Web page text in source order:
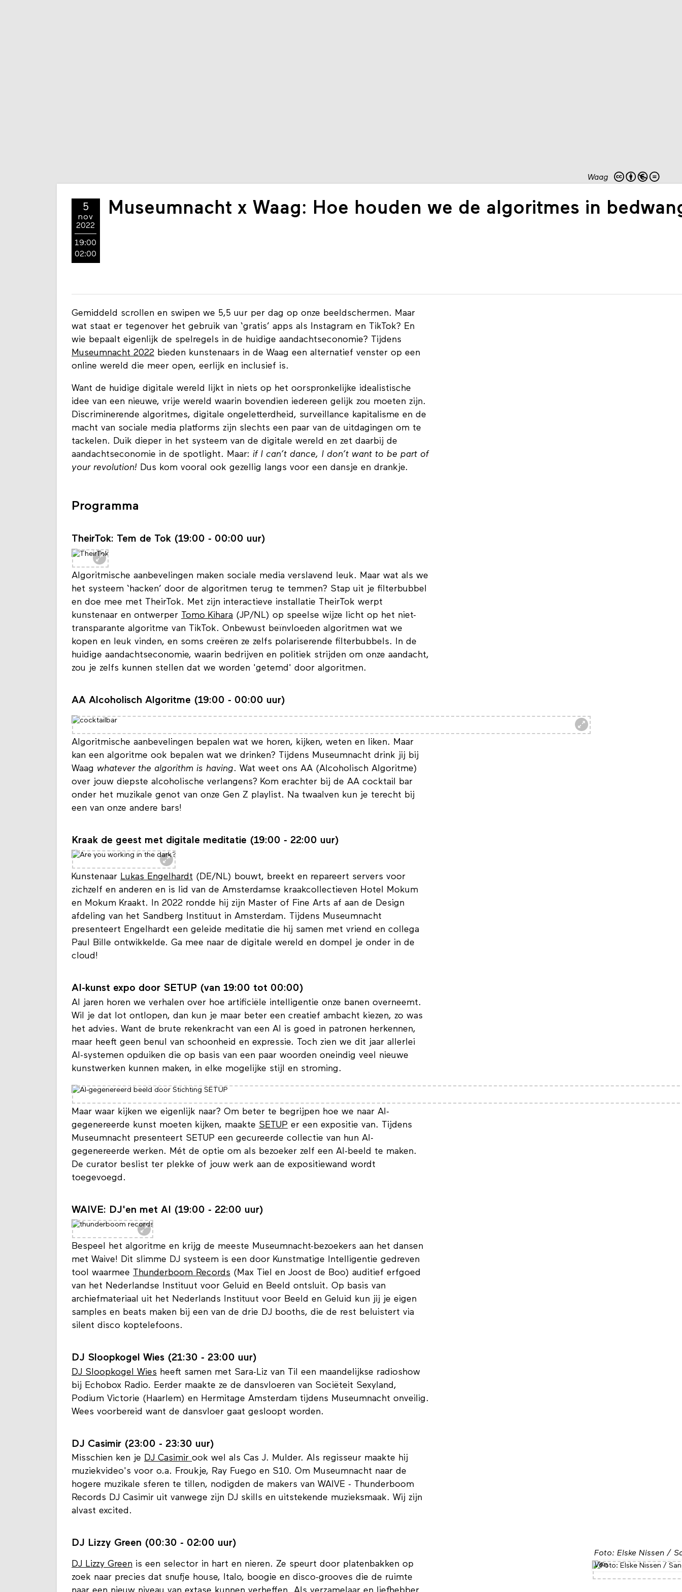
5
nov
2022
19:00
Museumnacht x Waag: Hoe houden we de algoritmes in
Gemiddeld scrollen en swipen we 5,5 uur per dag op onze beeldschermen. Maar
wat staat er tegenover het gebruik van ‘gratis’ apps als Instagram en TikTok? En
wie bepaalt eigenlijk de spelregels in de huidige aandachtseconomie? Tijdens
Museumnacht 2022bieden kunstenaars in de Waag een alternatief venster op een
Want de huidige digitale wereld lijkt in niets op het oorspronkelijke idealistische
idee van een nieuwe, vrije wereld waarin bovendien iedereen gelijk zou moeten zijn.
Discriminerende algoritmes, digitale ongeletterdheid, surveillance kapitalisme en de
macht van sociale media platforms zijn slechts een paar van de uitdagingen om te
tackelen. Duik dieper in het systeem van de digitale wereld en zet daarbij de
aandachtseconomie in de spotlight. Maar:if I can’t dance, I don’t want to be part of
TheirTok: Tem de Tok (19:00 - 00:00 uur)
Algoritmische aanbevelingen maken sociale media verslavend leuk. Maar wat als we
het systeem ‘hacken’ door de algoritmen terug te temmen? Stap uit je filterbubbel
en doe mee met TheirTok. Met zijn interactieve installatie TheirTok werpt
kunstenaar en ontwerperTomo Kihara(JP/NL) op speelse wijze licht op het niet-
transparante algoritme van TikTok. Onbewust beïnvloeden algoritmen wat we
kopen en leuk vinden, en soms creëren ze zelfs polariserende filterbubbels. In de
huidige aandachtseconomie, waarin bedrijven en politiek strijden om onze aandacht,
AA Alcoholisch Algoritme (19:00 - 00:00 uur)
Algoritmische aanbevelingen bepalen wat we horen, kijken, weten en liken. Maar
kan een algoritme ook bepalen wat we drinken? Tijdens Museumnacht drink jij bij
Waagwhatever the algorithm is having. Wat weet ons AA (Alcoholisch Algoritme)
over jouw diepste alcoholische verlangens? Kom erachter bij de AA cocktail bar
onder het muzikale genot van onze Gen Z playlist. Na twaalven kun je terecht bij
Kraak de geest met digitale meditatie (19:00 - 22:00 uur)
KunstenaarLukas Engelhardt(DE/NL) bouwt, breekt en repareert servers voor
zichzelf en anderen en is lid van de Amsterdamse kraakcollectieven Hotel Mokum
en Mokum Kraakt. In 2022 rondde hij zijn Master of Fine Arts af aan de Design
afdeling van het Sandberg Instituut in Amsterdam. Tijdens Museumnacht
presenteert Engelhardt een geleide meditatie die hij samen met vriend en collega
Paul Bille ontwikkelde. Ga mee naar de digitale wereld en dompel je onder in de
AI-kunst expo door SETUP (van 19:00 tot 00:00)
Al jaren horen we verhalen over hoe artificiële intelligentie onze banen overneemt.
Wil je dat lot ontlopen, dan kun je maar beter een creatief ambacht kiezen, zo was
het advies. Want de brute rekenkracht van een AI is goed in patronen herkennen,
maar heeft geen benul van schoonheid en expressie. Toch zien we dit jaar allerlei
AI-systemen opduiken die op basis van een paar woorden oneindig veel nieuwe
Maar waar kijken we eigenlijk naar? Om beter te begrijpen hoe we naar AI-
gegenereerde kunst moeten kijken, maakteSETUPer een expositie van. Tijdens
Museumnacht presenteert SETUP een gecureerde collectie van hun AI-
gegenereerde werken. Mét de optie om als bezoeker zelf een AI-beeld te maken.
De curator beslist ter plekke of jouw werk aan de expositiewand wordt
WAIVE: DJ'en met AI (19:00 - 22:00 uur)
Bespeel het algoritme en krijg de meeste Museumnacht-bezoekers aan het dansen
met Waive! Dit slimme DJ systeem is een door Kunstmatige Intelligentie gedreven
tool waarmeeThunderboom Records(Max Tiel en Joost de Boo) auditief erfgoed
van het Nederlandse Instituut voor Geluid en Beeld ontsluit. Op basis van
archiefmateriaal uit het Nederlands Instituut voor Beeld en Geluid kun jij je eigen
samples en beats maken bij een van de drie DJ booths, die de rest beluistert via
DJ Sloopkogel Wies (21:30 - 23:00 uur)
DJ Sloopkogel Wiesheeft samen met Sara-Liz van Til een maandelijkse radioshow
bij Echobox Radio. Eerder maakte ze de dansvloeren van Sociëteit Sexyland,
Podium Victorie (Haarlem) en Hermitage Amsterdam tijdens Museumnacht onveilig.
DJ Casimir (23:00 - 23:30 uur)
Misschien ken jeDJ Casimirook wel als Cas J. Mulder. Als regisseur maakte hij
muziekvideo's voor o.a. Froukje, Ray Fuego en S10. Om Museumnacht naar de
hogere muzikale sferen te tillen, nodigden de makers van WAIVE - Thunderboom
Records DJ Casimir uit vanwege zijn DJ skills en uitstekende muzieksmaak. Wij zijn
Foto: Elske Nissen /
Ven
DJ Lizzy Greenis een selector in hart en nieren. Ze speurt door platenbakken op